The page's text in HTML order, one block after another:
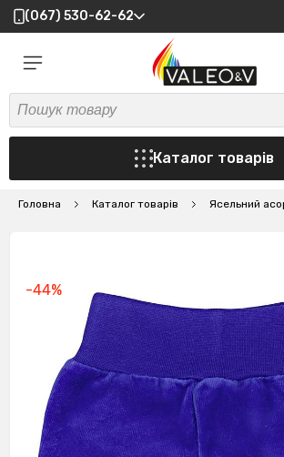
(067) 530-62-62
Каталог товарів
Головна Каталог товарів Ясельний
-44%